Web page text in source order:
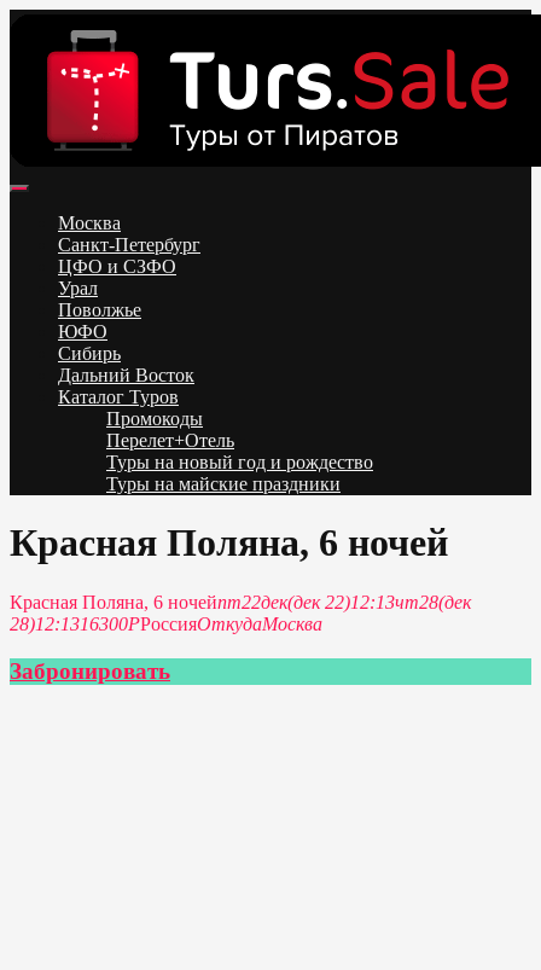
content
Низкие цены на путевки 3-7-10 ночей все включено, отдых на
море. Распродажа экскурсионных и горнолыжных туров.
Обновление каждый день. Официальный сайт Тур Сейл
Москва
Санкт-Петербург
ЦФО и СЗФО
Урал
Поволжье
ЮФО
Сибирь
Дальний Восток
Каталог Туров
Промокоды
Перелет+Отель
Туры на новый год и рождество
Туры на майские праздники
Красная Поляна, 6 ночей
Красная Поляна, 6 ночейпт22дек(дек 22)12:13чт28(дек
28)12:1316300РРоссияОткудаМосква
Забронировать